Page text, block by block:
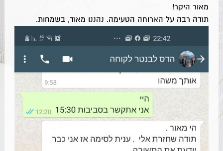
מאור היקר!
תודה רבה על הארוחה הטעימה. נהננו מאוד, בשמחות.